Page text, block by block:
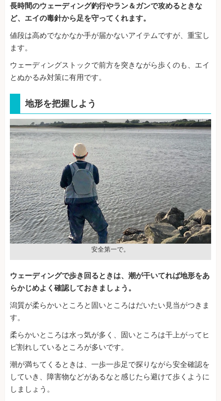
長時間のウェーディング釣行やラン＆ガンで攻めるときな
ど、エイの毒針から足を守ってくれます。
値段は高めでなかなか手が届かないアイテムですが、重宝し
ます。
ウェーディングストックで前方を突きながら歩くのも、エイ
とぬかるみ対策に有用です。
地形を把握しよう
安全第一で。
ウェーディングで歩き回るときは、潮が干いてれば地形をあ
らかじめよく確認しておきましょう。
潟質が柔らかいところと固いところはだいたい見当がつきま
す。
柔らかいところは水っ気が多く、固いところは干上がってヒ
ビ割れしているところが多いです。
潮が満ちてくるときは、一歩一歩足で探りながら安全確認を
していき、障害物などがあるなと感じたら避けて歩くように
しましょう。